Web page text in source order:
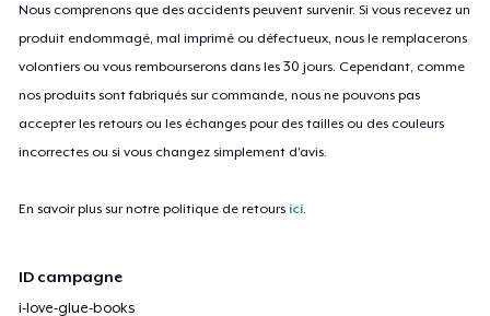
Nous comprenons que des accidents peuvent survenir. Si vous recevez un
produit endommagé, mal imprimé ou défectueux, nous le remplacerons
volontiers ou vous rembourserons dans les 30 jours. Cependant, comme
nos produits sont fabriqués sur commande, nous ne pouvons pas
accepter les retours ou les échanges pour des tailles ou des couleurs
incorrectes ou si vous changez simplement d'avis.
En savoir plus sur notre politique de retours ici.
ID campagne
i-love-glue-books